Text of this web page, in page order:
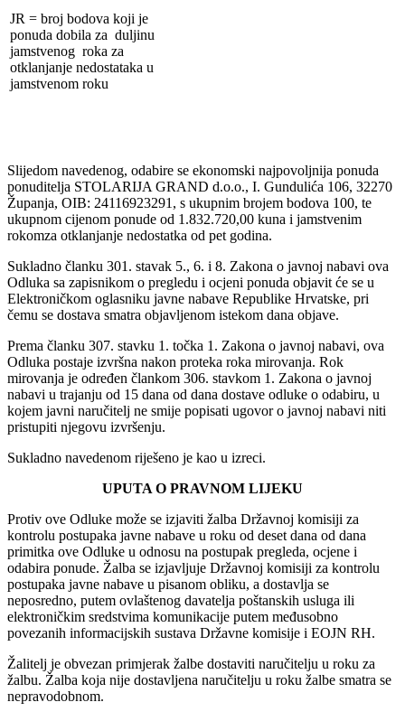
JR = broj bodova koji je
ponuda dobila za duljinu
jamstvenog roka za
otklanjanje nedostataka u
jamstvenom roku
Slijedom navedenog, odabire se ekonomski najpovoljnija ponuda
ponuditelja STOLARIJA GRAND d.o.o., I. Gundulića 106, 32270
Županja, OIB: 24116923291, s ukupnim brojem bodova 100, te
ukupnom cijenom ponude od 1.832.720,00 kuna i jamstvenim
rokomza otklanjanje nedostatka od pet godina.
Sukladno članku 301. stavak 5., 6. i 8. Zakona o javnoj nabavi ova
Odluka sa zapisnikom o pregledu i ocjeni ponuda objavit će se u
Elektroničkom oglasniku javne nabave Republike Hrvatske, pri
čemu se dostava smatra objavljenom istekom dana objave.
Prema članku 307. stavku 1. točka 1. Zakona o javnoj nabavi, ova
Odluka postaje izvršna nakon proteka roka mirovanja. Rok
mirovanja je određen člankom 306. stavkom 1. Zakona o javnoj
nabavi u trajanju od 15 dana od dana dostave odluke o odabiru, u
kojem javni naručitelj ne smije popisati ugovor o javnoj nabavi niti
pristupiti njegovu izvršenju.
Sukladno navedenom riješeno je kao u izreci.
UPUTA O PRAVNOM LIJEKU
Protiv ove Odluke može se izjaviti žalba Državnoj komisiji za
kontrolu postupaka javne nabave u roku od deset dana od dana
primitka ove Odluke u odnosu na postupak pregleda, ocjene i
odabira ponude. Žalba se izjavljuje Državnoj komisiji za kontrolu
postupaka javne nabave u pisanom obliku, a dostavlja se
neposredno, putem ovlaštenog davatelja poštanskih usluga ili
elektroničkim sredstvima komunikacije putem međusobno
povezanih informacijskih sustava Državne komisije i EOJN RH.
Žalitelj je obvezan primjerak žalbe dostaviti naručitelju u roku za
žalbu. Žalba koja nije dostavljena naručitelju u roku žalbe smatra se
nepravodobnom.